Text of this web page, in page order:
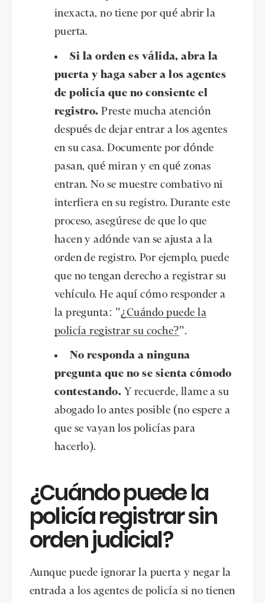
inexacta, no tiene por qué abrir la
puerta.
Si la orden es válida, abra la
puerta y haga saber a los agentes
de policía que no consiente el
registro. Preste mucha atención
después de dejar entrar a los agentes
en su casa. Documente por dónde
pasan, qué miran y en qué zonas
entran. No se muestre combativo ni
interfiera en su registro. Durante este
proceso, asegúrese de que lo que
hacen y adónde van se ajusta a la
orden de registro. Por ejemplo, puede
que no tengan derecho a registrar su
vehículo. He aquí cómo responder a
la pregunta: "¿Cuándo puede la
policía registrar su coche?".
No responda a ninguna
pregunta que no se sienta cómodo
contestando. Y recuerde, llame a su
abogado lo antes posible (no espere a
que se vayan los policías para
hacerlo).
¿Cuándo puede la
policía registrar sin
orden judicial?
Aunque puede ignorar la puerta y negar la
entrada a los agentes de policía si no tienen